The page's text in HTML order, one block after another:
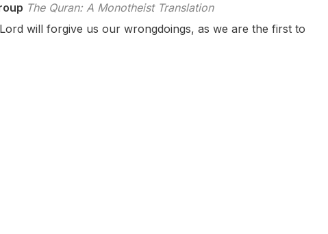
The Quran: A Monotheist Translation
will forgive us our wrongdoings, as we are the first to